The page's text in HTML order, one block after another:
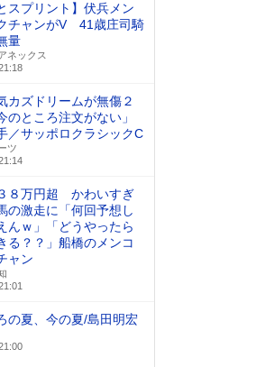
スプリント】伏兵メン
チャンがV 41歳庄司騎
量
ネックス
カズドリームが無傷２
のところ注文がない」
／サッポロクラシックC
ツ
８万円超 かわいすぎ
の激走に「何回予想し
んｗ」「どうやったら
る？？」船橋のメンコ
ャン
の夏、今の夏/島田明宏